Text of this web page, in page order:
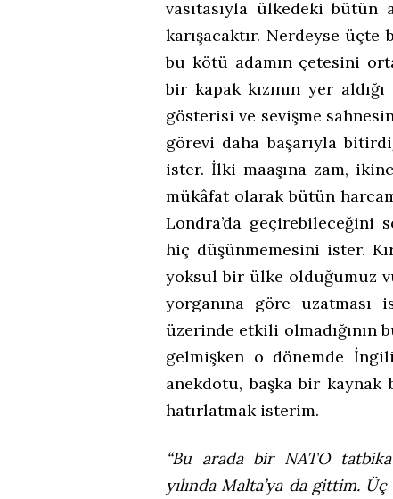
vasıtasıyla ülkedeki
karışacaktır. Nerdeyse
bu kötü adamın çetesini
bir kapak kızının yer
gösterisi ve sevişme
görevi daha başarıyla
ister. İlki maaşına zam,
mükâfat olarak bütün
Londra’da geçirebileceğini
hiç düşünmemesini ister.
yoksul bir ülke olduğumuz
yorganına göre
üzerinde etkili olmadığının
gelmişken o dönemde
anekdotu, başka bir kaynak
hatırlatmak isterim.
“Bu arada bir NATO
yılında Malta’ya da gittim.